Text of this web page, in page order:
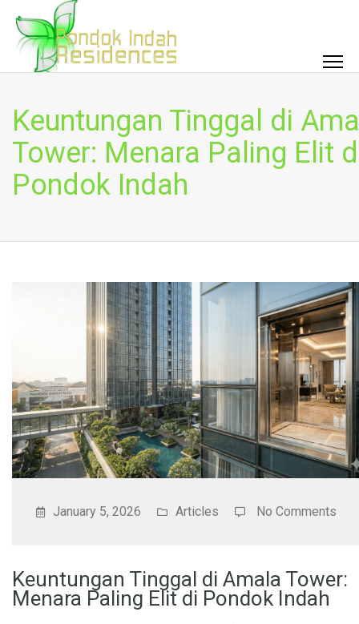
Keuntungan Tinggal di
Tower: Menara Paling Elit
Pondok Indah
January 5, 2026 Articles No Comments
Keuntungan Tinggal di Amala Tower:
Menara Paling Elit di Pondok Indah